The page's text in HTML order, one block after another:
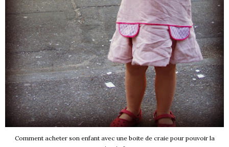
Comment acheter son enfant avec une boite de craie pour pouvoir la